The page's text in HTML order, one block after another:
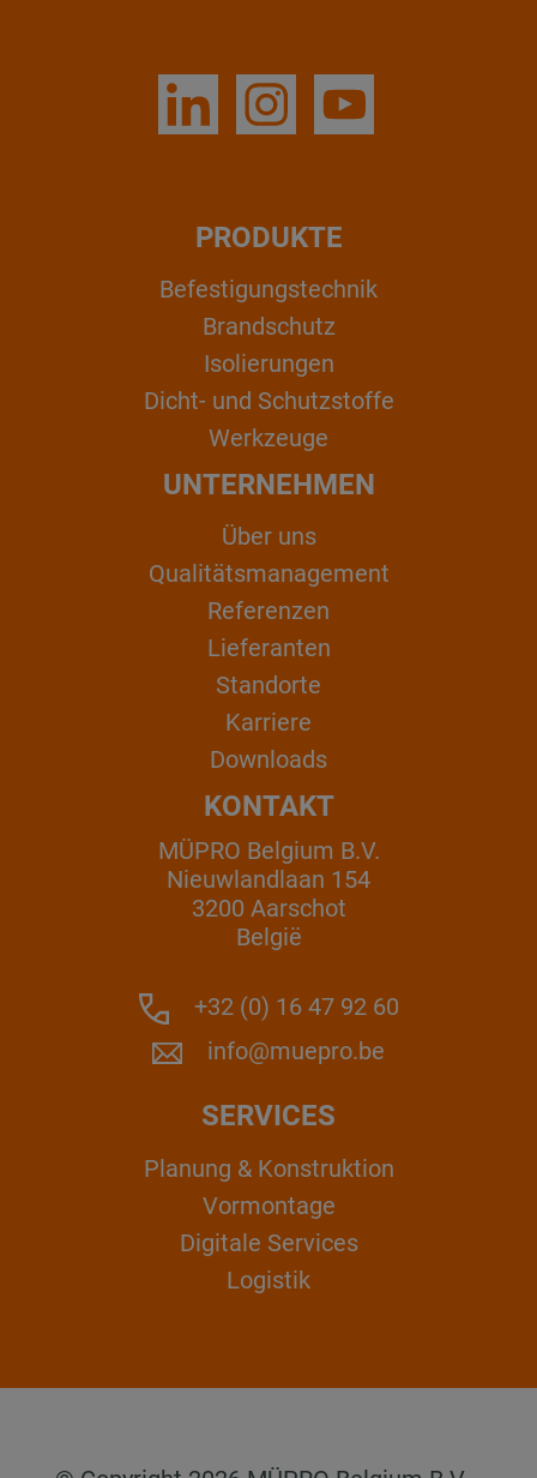
PRODUKTE
Befestigungstechnik
Brandschutz
Isolierungen
Dicht- und Schutzstoffe
Werkzeuge
UNTERNEHMEN
Über uns
Qualitätsmanagement
Referenzen
Lieferanten
Standorte
Karriere
Downloads
KONTAKT
MÜPRO Belgium B.V.
Nieuwlandlaan 154
3200 Aarschot
België
+32 (0) 16 47 92 60
info@muepro.be
SERVICES
Planung & Konstruktion
Vormontage
Digitale Services
Logistik